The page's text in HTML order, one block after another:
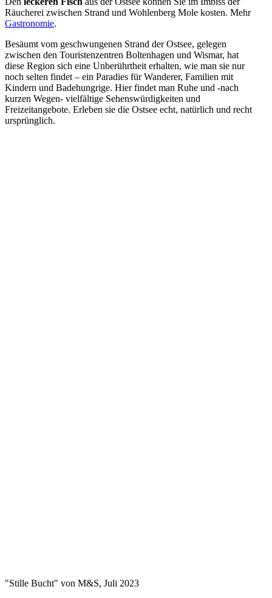
Räucherei zwischen Strand und Wohlenberg Mole kosten. Mehr
Gastronomie.
Besäumt vom geschwungenen Strand der Ostsee, gelegen
zwischen den Touristenzentren Boltenhagen und Wismar, hat
diese Region sich eine Unberührtheit erhalten, wie man sie nur
noch selten findet – ein Paradies für Wanderer, Familien mit
Kindern und Badehungrige. Hier findet man Ruhe und -nach
kurzen Wegen- vielfältige Sehenswürdigkeiten und
Freizeitangebote. Erleben sie die Ostsee echt, natürlich und recht
ursprünglich.
"Stille Bucht" von M&S, Juli 2023